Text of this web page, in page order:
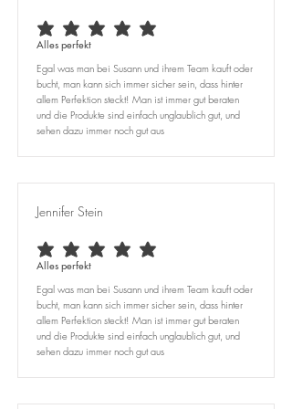
durchschnittliches Rating ist 5 von 5
Alles perfekt
Egal was man bei Susann und ihrem Team kauft oder
bucht, man kann sich immer sicher sein, dass hinter
allem Perfektion steckt! Man ist immer gut beraten
und die Produkte sind einfach unglaublich gut, und
sehen dazu immer noch gut aus
Jennifer Stein
durchschnittliches Rating ist 5 von 5
Alles perfekt
Egal was man bei Susann und ihrem Team kauft oder
bucht, man kann sich immer sicher sein, dass hinter
allem Perfektion steckt! Man ist immer gut beraten
und die Produkte sind einfach unglaublich gut, und
sehen dazu immer noch gut aus